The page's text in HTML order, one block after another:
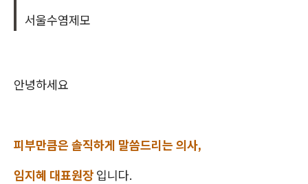
서울수염제모
안녕하세요
피부만큼은 솔직하게 말씀드리는 의사,
임지혜 대표원장 입니다.